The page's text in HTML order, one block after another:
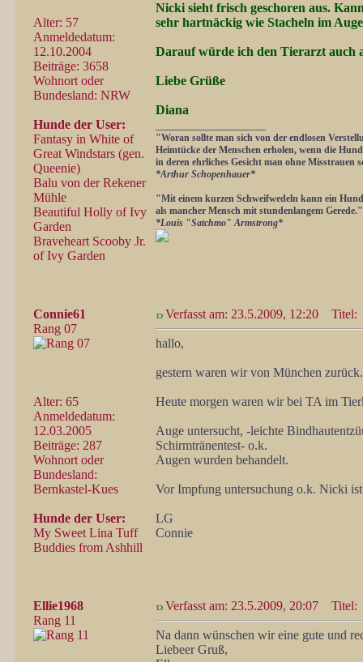
Alter: 57
Anmeldedatum:
12.10.2004
Beiträge: 3658
Wohnort oder
Bundesland: NRW
Hunde der User:
Fantasy in White of
Great Windstars (gen.
Queenie)
Balu von der Rekener
Mühle
Beautiful Holly of Ivy
Garden
Braveheart Scooby Jr.
of Ivy Garden
Nicki sieht frisch geschoren aus.
sehr hartnäckig wie Stacheln im
Darauf würde ich den Tierarzt auch
Liebe Grüße
Diana
"Woran sollte man sich von der endlosen
Heimtücke der Menschen erholen, wenn die
in deren ehrliches Gesicht man ohne Misstrauen
*Arthur Schopenhauer*
"Mit einem kurzen Schweifwedeln kann ein
als mancher Mensch mit stundenlangem Gerede."
*Louis "Satchmo" Armstrong*
Connie61
Rang 07
Alter: 65
Anmeldedatum:
12.03.2005
Beiträge: 287
Wohnort oder
Bundesland:
Bernkastel-Kues
Hunde der User:
My Sweet Lina Tuff
Buddies from Ashhill
Verfasst am: 23.5.2009, 12:20 Titel:
hallo,
gestern waren wir von München zurück.
Heute morgen waren wir bei TA im
Auge untersucht, -leichte
Schirmtränentest- o.k.
Augen wurden behandelt.
Vor Impfung untersuchung o.k. Nicki
LG
Connie
Ellie1968
Rang 11
Verfasst am: 23.5.2009, 20:07 Titel:
Na dann wünschen wir eine gute und
Liebeer Gruß,